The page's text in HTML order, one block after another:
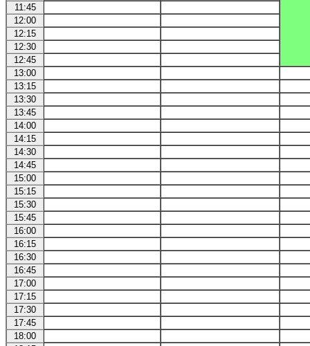
11:45
12:00
12:15
12:30
12:45
13:00
13:15
13:30
13:45
14:00
14:15
14:30
14:45
15:00
15:15
15:30
15:45
16:00
16:15
16:30
16:45
17:00
17:15
17:30
17:45
18:00